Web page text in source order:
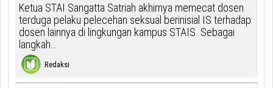
Ketua STAI Sangatta Satriah akhirnya memecat dosen
terduga pelaku pelecehan seksual berinisial IS terhadap
dosen lainnya di lingkungan kampus STAIS. Sebagai
langkah…
Redaksi